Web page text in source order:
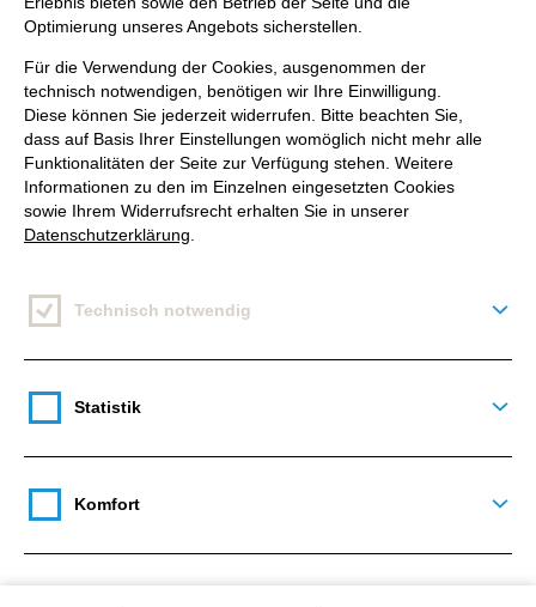
Der Google-Crawler darfnicht durch
robots.txtblockiert werden – sonst kann die
Website nicht gecrawlt werden.
Ladezeiten der (mobilen) Website optimieren.
Wie schnell eine Seite lädt, kann man über die
Google PageSpeed Insights sehen. Zudem
ist die Ladezeit auch Teil der wichtigen Core
Rankingfaktor von Google sind.
UX offiziell in die Rankings mit ein, zum
Optimierung unseres Angebots sicherstellen.
Für die Verwendung der Cookies, ausgenommen der
technisch notwendigen, benötigen wir Ihre Einwilligung.
Diese können Sie jederzeit widerrufen. Bitte beachten Sie,
dass auf Basis Ihrer Einstellungen womöglich nicht mehr alle
Funktionalitäten der Seite zur Verfügung stehen. Weitere
Informationen zu den im Einzelnen eingesetzten Cookies
sowie Ihrem Widerrufsrecht erhalten Sie in unserer
Datenschutzerklärung
Technisch notwendig
Statistik
Komfort